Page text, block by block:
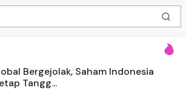
Bergejolak, Saham Indonesia
Tangg...